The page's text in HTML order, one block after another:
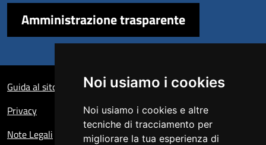
Noi usiamo i cookies
Noi usiamo i cookies e altre
tecniche di tracciamento per
migliorare la tua esperienza di
Amministrazione trasparente
Guida al sito
Privacy
Note Legali